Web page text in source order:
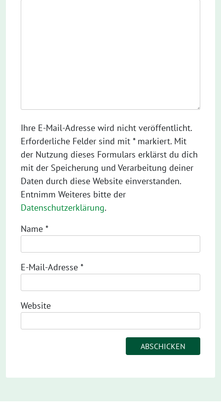
Ihre E-Mail-Adresse wird nicht veröffentlicht.
Erforderliche Felder sind mit * markiert. Mit
der Nutzung dieses Formulars erklärst du dich
mit der Speicherung und Verarbeitung deiner
Daten durch diese Website einverstanden.
Entnimm Weiteres bitte der
Datenschutzerklärung.
Name *
E-Mail-Adresse *
Website